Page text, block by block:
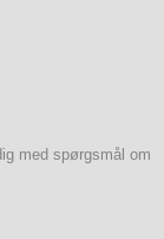
med spørgsmål om